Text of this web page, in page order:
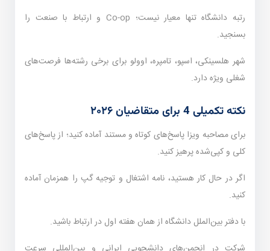
رتبه دانشگاه تنها معیار نیست؛ Co-op و ارتباط با صنعت را
بسنجید.
شهر هلسینکی، اسپو، تامپره، اوولو برای برخی رشته‌ها فرصت‌های
شغلی ویژه دارد.
نکته تکمیلی 4 برای متقاضیان ۲۰۲۶
برای مصاحبه ویزا پاسخ‌های کوتاه و مستند آماده کنید؛ از پاسخ‌های
کلی و کپی‌شده پرهیز کنید.
اگر در حال کار هستید، نامه اشتغال و توجیه گپ را همزمان آماده
کنید.
با دفتر بین‌الملل دانشگاه از همان هفته اول در ارتباط باشید.